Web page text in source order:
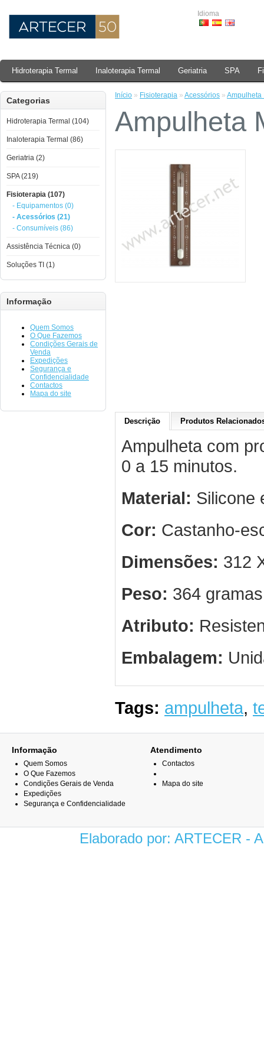
Idioma
Hidroterapia Termal Inaloterapia Termal Geriatria SPA
Categorias
Hidroterapia Termal (104)
Inaloterapia Termal (86)
Geriatria (2)
SPA (219)
Fisioterapia (107)
- Equipamentos (0)
- Acessórios (21)
- Consumíveis (86)
Assistência Técnica (0)
Soluções TI (1)
Informação
Quem Somos
O Que Fazemos
Condições Gerais de
Venda
Expedições
Segurança e
Confidencialidade
Contactos
Mapa do site
Início » Fisioterapia » Acessórios » Ampulheta
Ampulheta
Descrição Produtos
Ampulheta com
0 a 15 minutos.
Material: Silicone
Cor: Castanho-
Dimensões: 312
Peso: 364
Atributo:
Embalagem:
Tags: ampulheta,
Informação
Quem Somos
O Que Fazemos
Condições Gerais de Venda
Expedições
Segurança e Confidencialidade
Atendimento
Contactos
Mapa do site
Elaborado por: ARTECER -